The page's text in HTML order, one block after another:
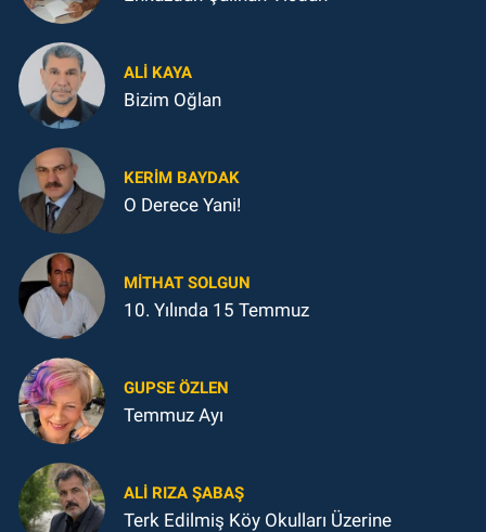
ALI KAYA
Bizim Oğlan
KERIM BAYDAK
O Derece Yani!
MITHAT SOLGUN
10. Yılında 15 Temmuz
GUPSE ÖZLEN
Temmuz Ayı
ALI RIZA ŞABAŞ
Terk Edilmiş Köy Okulları Üzerine